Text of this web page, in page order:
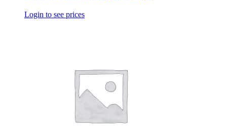
Login to see prices